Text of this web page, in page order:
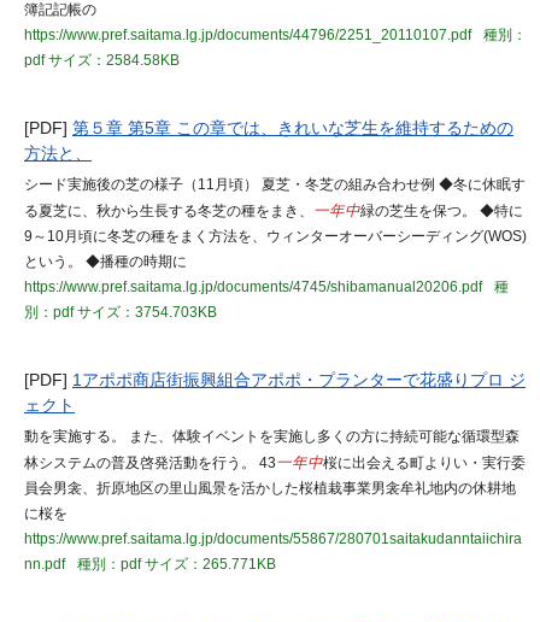
簿記記帳の
https://www.pref.saitama.lg.jp/documents/44796/2251_20110107.pdf
種別：
pdfサイズ：2584.58KB
[PDF] 第５章 第5章 この章では、きれいな芝生を維持するための
方法と、
シード実施後の芝の様子（11月頃） 夏芝・冬芝の組み合わせ例 ◆冬に休眠す
る夏芝に、秋から生長する冬芝の種をまき、 一年中緑の芝生を保つ。 ◆特に
9～10月頃に冬芝の種をまく方法を、ウィンターオーバーシーディング(WOS)
という。 ◆播種の時期に
https://www.pref.saitama.lg.jp/documents/4745/shibamanual20206.pdf
種
別：pdfサイズ：3754.703KB
[PDF] 1アポポ商店街振興組合アポポ・プランターで花盛りプロ ジ
ェクト
動を実施する。 また、体験イベントを実施し多くの方に持続可能な循環型森
林システムの普及啓発活動を行う。 43一年中桜に出会える町よりい・実行委
員会男衾、折原地区の里山風景を活かした桜植栽事業男衾牟礼地内の休耕地
に桜を
https://www.pref.saitama.lg.jp/documents/55867/280701saitakudanntaiichira
nn.pdf
種別：pdfサイズ：265.771KB